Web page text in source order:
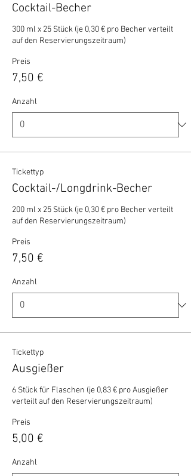
Cocktail-Becher
300 ml x 25 Stück (je 0,30 € pro Becher verteilt
auf den Reservierungszeitraum)
Preis
7,50 €
Anzahl
Tickettyp
Cocktail-/Longdrink-Becher
200 ml x 25 Stück (je 0,30 € pro Becher verteilt
auf den Reservierungszeitraum)
Preis
7,50 €
Anzahl
Tickettyp
Ausgießer
6 Stück für Flaschen (je 0,83 € pro Ausgießer
verteilt auf den Reservierungszeitraum)
Preis
5,00 €
Anzahl